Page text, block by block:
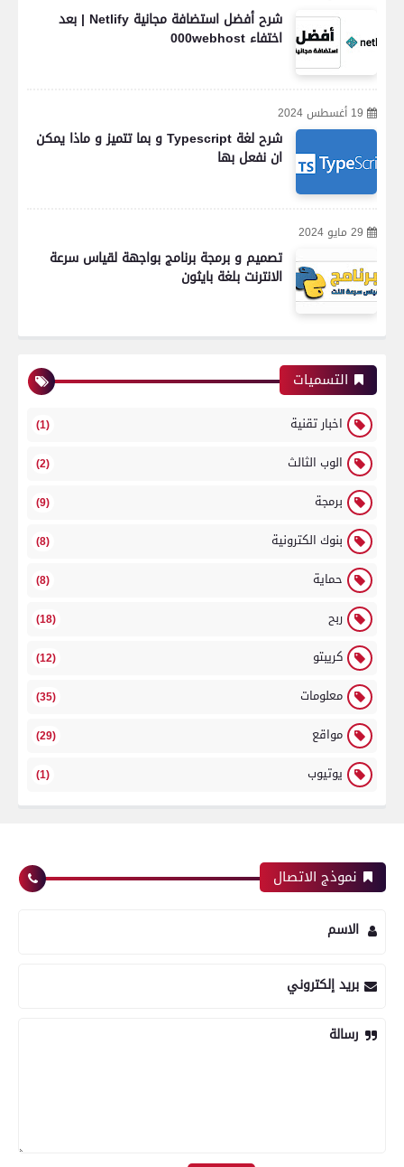
شرح أفضل استضافة مجانية Netlify | بعد
اختفاء 000webhost
19 أغسطس 2024
شرح لغة Typescript و بما تتميز و ماذا يمكن
ان نفعل بها
29 مايو 2024
تصميم و برمجة برنامج بواجهة لقياس سرعة
الانترنت بلغة بايثون
التسميات
اخبار تقنية (1)
الوب الثالث (2)
برمجة (9)
بنوك الكترونية (8)
حماية (8)
ربح (18)
كريبتو (12)
معلومات (35)
مواقع (29)
يوتيوب (1)
نموذج الاتصال
الاسم
بريد إلكتروني
رسالة